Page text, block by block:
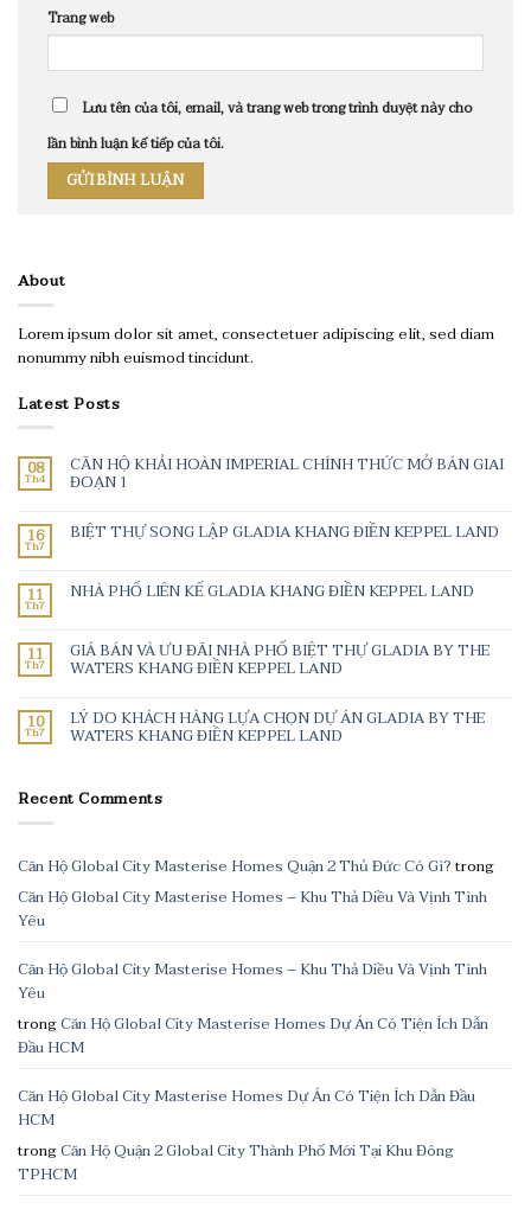
Trang web
Lưu tên của tôi, email, và trang web trong trình duyệt này cho
lần bình luận kế tiếp của tôi.
About
Lorem ipsum dolor sit amet, consectetuer adipiscing elit, sed diam
nonummy nibh euismod tincidunt.
Latest Posts
08
Th4
CĂN HỘ KHẢI HOÀN IMPERIAL CHÍNH THỨC MỞ BÁN GIAI
ĐOẠN 1
16
Th7
BIỆT THỰ SONG LẬP GLADIA KHANG ĐIỀN KEPPEL LAND
11
Th7
NHÀ PHỐ LIÊN KẾ GLADIA KHANG ĐIỀN KEPPEL LAND
11
Th7
GIÁ BÁN VÀ ƯU ĐÃI NHÀ PHỐ BIỆT THỰ GLADIA BY THE
WATERS KHANG ĐIỀN KEPPEL LAND
10
Th7
LÝ DO KHÁCH HÀNG LỰA CHỌN DỰ ÁN GLADIA BY THE
WATERS KHANG ĐIỀN KEPPEL LAND
Recent Comments
Căn Hộ Global City Masterise Homes Quận 2 Thủ Đức Có Gì?trong
Căn Hộ Global City Masterise Homes – Khu Thả Diều Và Vịnh Tình
Yêu
Căn Hộ Global City Masterise Homes – Khu Thả Diều Và Vịnh Tình
Yêu
trongCăn Hộ Global City Masterise Homes Dự Án Có Tiện Ích Dẫn
Đầu HCM
Căn Hộ Global City Masterise Homes Dự Án Có Tiện Ích Dẫn Đầu
HCM
trongCăn Hộ Quận 2 Global City Thành Phố Mới Tại Khu Đông
TPHCM